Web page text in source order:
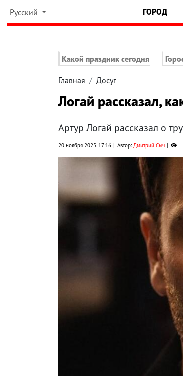
Русский ГОРОД
Какой праздник сегодня
Главная Досуг
Логай рассказал,
Артур Логай рассказал о
20 ноября 2025, 17:16 Автор:Дмитрий Сыч